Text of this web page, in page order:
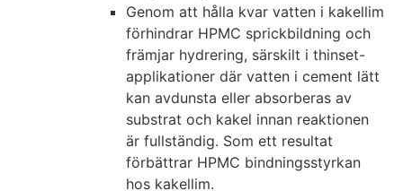
Genom att hålla kvar vatten i kakellim
förhindrar HPMC sprickbildning och
främjar hydrering, särskilt i thinset-
applikationer där vatten i cement lätt
kan avdunsta eller absorberas av
substrat och kakel innan reaktionen
är fullständig. Som ett resultat
förbättrar HPMC bindningsstyrkan
hos kakellim.